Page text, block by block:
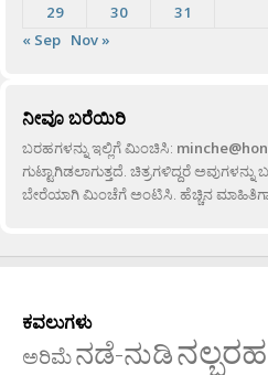
29
30
31
« Sep Nov »
ನೀವೂ ಬರೆಯಿರಿ
ಬರಹಗಳನ್ನು ಇಲ್ಲಿಗೆ ಮಿಂಚಿಸಿ:
ಗುಟ್ಟಾಗಿಡಲಾಗುತ್ತದೆ. ಚಿತ್ರಗಳಿದ್ದರೆ
ಬೇರೆಯಾಗಿ ಮಿಂಚೆಗೆ ಅಂಟಿಸಿ. ಹೆಚ್ಚಿನ
ಕವಲುಗಳು
ಅರಿಮೆನಡೆ-ನುಡಿನಲ್ಬರಹ